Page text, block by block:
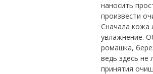
наносить
произвести
Сначала кожа
увлажнение.
ромашка,
ведь здесь не
принятия